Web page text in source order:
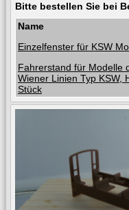
Bitte bestellen Sie bei
Name
Einzelfenster für KSW
Fahrerstand für Modelle
Wiener Linien Typ KSW,
Stück